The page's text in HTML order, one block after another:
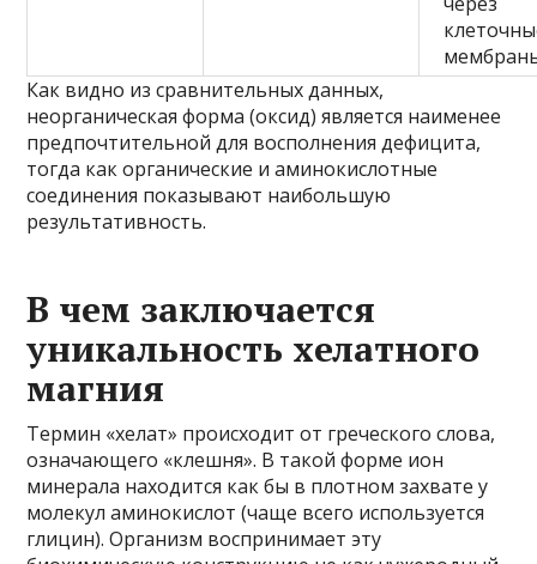
Как видно из сравнительных данных,
неорганическая форма (оксид) является наименее
предпочтительной для восполнения дефицита,
тогда как органические и аминокислотные
соединения показывают наибольшую
результативность.
В чем заключается
уникальность хелатного
магния
Термин «хелат» происходит от греческого слова,
означающего «клешня». В такой форме ион
минерала находится как бы в плотном захвате у
молекул аминокислот (чаще всего используется
глицин). Организм воспринимает эту